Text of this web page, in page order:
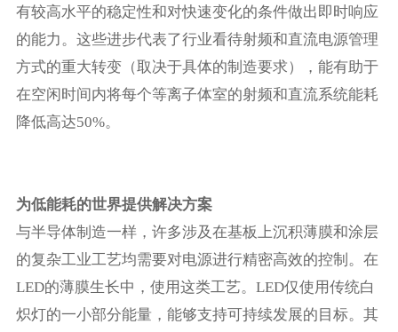
有较高水平的稳定性和对快速变化的条件做出即时响应
的能力。这些进步代表了行业看待射频和直流电源管理
方式的重大转变（取决于具体的制造要求），能有助于
在空闲时间内将每个等离子体室的射频和直流系统能耗
降低高达50%。
为低能耗的世界提供解决方案
与半导体制造一样，许多涉及在基板上沉积薄膜和涂层
的复杂工业工艺均需要对电源进行精密高效的控制。在
LED的薄膜生长中，使用这类工艺。LED仅使用传统白
炽灯的一小部分能量，能够支持可持续发展的目标。其